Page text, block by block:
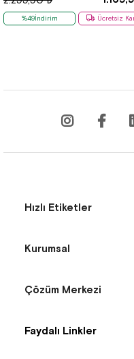
%49İndirim Ücretsiz
Hızlı Etiketler
Kurumsal
Çözüm Merkezi
Faydalı Linkler